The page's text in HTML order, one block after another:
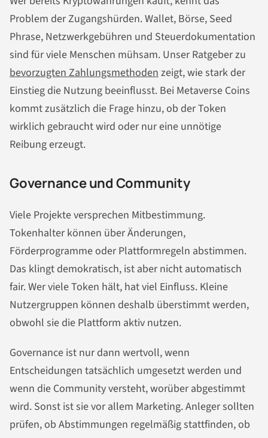
Problem der Zugangshürden. Wallet, Börse, Seed
Phrase, Netzwerkgebühren und Steuerdokumentation
sind für viele Menschen mühsam. Unser Ratgeber zu
bevorzugten Zahlungsmethoden zeigt, wie stark der
Einstieg die Nutzung beeinflusst. Bei Metaverse Coins
kommt zusätzlich die Frage hinzu, ob der Token
wirklich gebraucht wird oder nur eine unnötige
Reibung erzeugt.
Governance und Community
Viele Projekte versprechen Mitbestimmung.
Tokenhalter können über Änderungen,
Förderprogramme oder Plattformregeln abstimmen.
Das klingt demokratisch, ist aber nicht automatisch
fair. Wer viele Token hält, hat viel Einfluss. Kleine
Nutzergruppen können deshalb überstimmt werden,
obwohl sie die Plattform aktiv nutzen.
Governance ist nur dann wertvoll, wenn
Entscheidungen tatsächlich umgesetzt werden und
wenn die Community versteht, worüber abgestimmt
wird. Sonst ist sie vor allem Marketing. Anleger sollten
prüfen, ob Abstimmungen regelmäßig stattfinden, ob